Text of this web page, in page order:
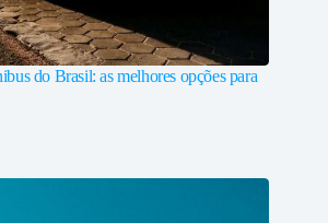
do Brasil: as melhores opções para